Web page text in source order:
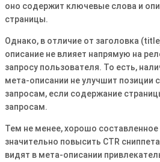
оно содержит ключевые слова и
страницы․
Однако, в отличие от заголовка
описание не влияет напрямую на
запросу пользователя․ То есть,
мета-описании не улучшит позиции
запросам, если содержание
запросам․
Тем не менее, хорошо
значительно повысить CTR
видят в мета-описании